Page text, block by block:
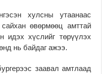
хулсны утаанаас
өвөрмөөц амттай
идэх хүслийг төрүүлэх
нь байдаг ажээ.
заавал амтлаад